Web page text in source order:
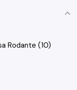
Rodante (10)